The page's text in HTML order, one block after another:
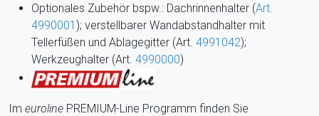
Optionales Zubehör bspw.: Dachrinnenhalter (Art.
4990001 ); verstellbarer Wandabstandhalter mit
Tellerfüßen und Ablagegitter (Art. 4991042);
Werkzeughalter (Art. 4990000)
Im euroline PREMIUM-Line Programm finden Sie